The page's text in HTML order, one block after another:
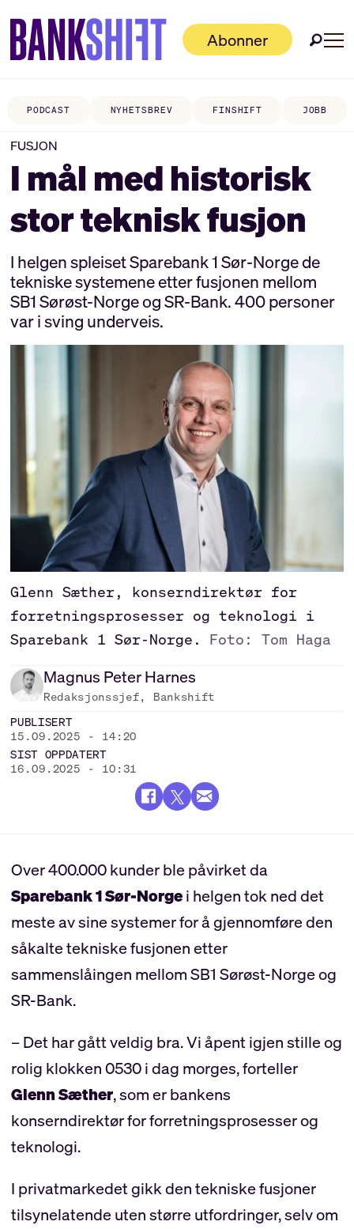
Abonner
PODCAST NYHETSBREV FINSHIFT JOBB
FUSJON
I mål med historisk
stor teknisk fusjon
I helgen spleiset Sparebank 1 Sør-Norge de
tekniske systemene etter fusjonen mellom
SB1 Sørøst-Norge og SR-Bank. 400 personer
var i sving underveis.
Glenn Sæther, konserndirektør for
forretningsprosesser og teknologi i
Sparebank 1 Sør-Norge.
Foto: Tom Haga
Magnus PeterHarnes
Redaksjonssjef, Bankshift
PUBLISERT
15.09.2025 - 14:20
SIST OPPDATERT
16.09.2025 - 10:31
Over 400.000 kunder ble påvirket da
Sparebank 1 Sør-Norgei helgen tok ned det
meste av sine systemer for å gjennomføre den
såkalte tekniske fusjonen etter
sammenslåingen mellom SB1 Sørøst-Norge og
SR-Bank.
– Det har gått veldig bra. Vi åpent igjen stille og
rolig klokken 0530 i dag morges, forteller
Glenn Sæther, som er bankens
konserndirektør for forretningsprosesser og
teknologi.
I privatmarkedet gikk den tekniske fusjoner
tilsynelatende uten større utfordringer, selv om